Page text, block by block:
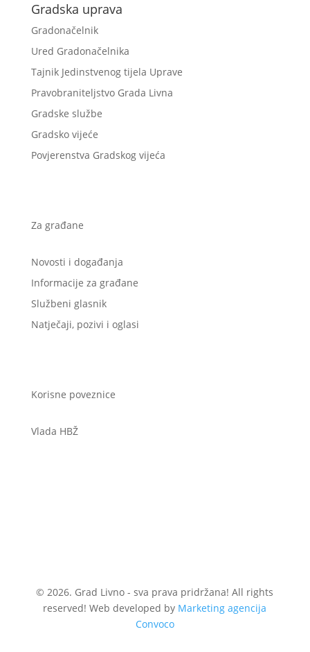
Gradska uprava
Gradonačelnik
Ured Gradonačelnika
Tajnik Jedinstvenog tijela Uprave
Pravobraniteljstvo Grada Livna
Gradske službe
Gradsko vijeće
Povjerenstva Gradskog vijeća
Za građane
Novosti i događanja
Informacije za građane
Službeni glasnik
Natječaji, pozivi i oglasi
Korisne poveznice
Vlada HBŽ
© 2026. Grad Livno - sva prava pridržana! All rights
reserved! Web developed by Marketing agencija
Convoco